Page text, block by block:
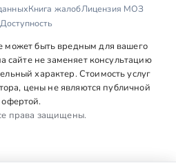
Книга жалобЛицензия МОЗ
Доступность
может быть вредным для вашего
сайте не заменяет консультацию
характер. Стоимость услуг
цены не являются публичной
офертой.
права защищены.